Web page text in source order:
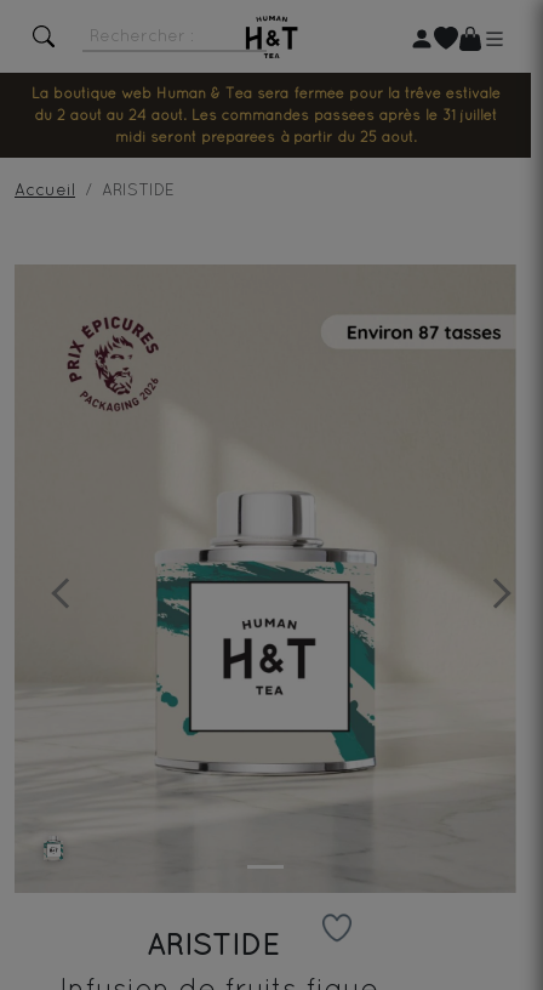
La boutique web Human & Tea sera fermée pour la trêve estivale
du 2 août au 24 août. Les commandes passées après le 31 juillet
midi seront préparées à partir du 25 août.
Accueil ARISTIDE
Previous Next
ARISTIDE